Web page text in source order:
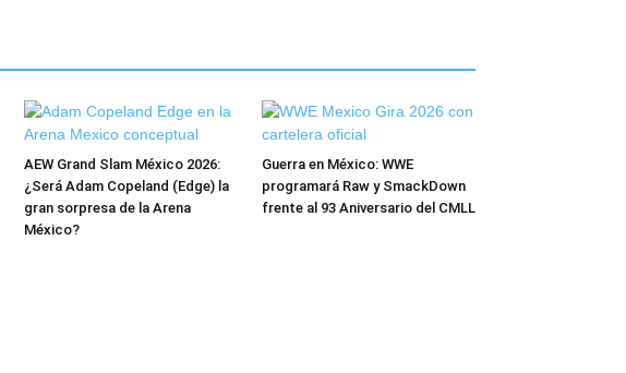
AEW Grand Slam México 2026:
¿Será Adam Copeland (Edge) la
gran sorpresa de la Arena
México?
Guerra en México: WWE
programará Raw y SmackDown
frente al 93 Aniversario del CMLL